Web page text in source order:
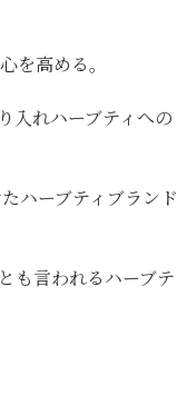
を高める。
入れハーブティへの
ハーブティブランド
も言われるハーブテ